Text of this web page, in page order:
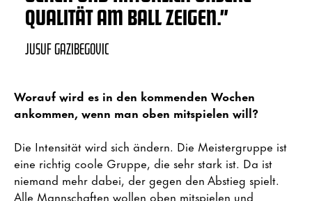
QUALITÄT AM BALL ZEIGEN.”
JUSUF GAZIBEGOVIC
Worauf wird es in den kommenden Wochen
ankommen, wenn man oben mitspielen will?
Die Intensität wird sich ändern. Die Meistergruppe ist
eine richtig coole Gruppe, die sehr stark ist. Da ist
niemand mehr dabei, der gegen den Abstieg spielt.
Alle Mannschaften wollen oben mitspielen und